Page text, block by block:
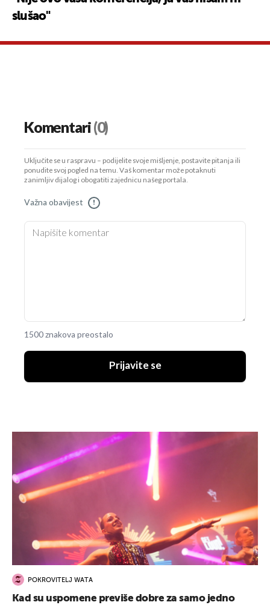
slušao"
Komentari(0)
Uključite se u raspravu – podijelite svoje mišljenje, postavite pitanja ili
ponudite svoj pogled na temu. Vaš komentar može potaknuti
zanimljiv dijalog i obogatiti zajednicu našeg portala.
Važna obavijest !
1500 znakova preostalo
Prijavite se
POKROVITELJ WATA
Kad su uspomene previše dobre za samo jedno